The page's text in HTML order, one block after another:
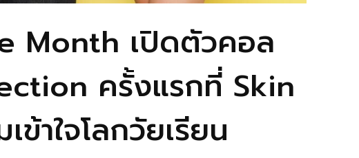
Month เปิดตัวคอล
ครั้งแรกที่ Skin
าใจโลกวัยเรียน